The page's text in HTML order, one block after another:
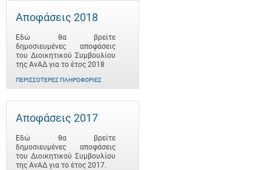
Αποφάσεις 2018
Εδώ θα βρείτε
δημοσιευμένες αποφάσεις
του Διοικητικού Συμβουλίου
της ΑνΑΔ για το έτος 2018
ΠΕΡΙΣΣΌΤΕΡΕΣ ΠΛΗΡΟΦΟΡΊΕΣ
Αποφάσεις 2017
Εδώ θα βρείτε
δημοσιευμένες αποφάσεις
του Διοικητικού Συμβουλίου
της ΑνΑΔ για το έτος 2017.